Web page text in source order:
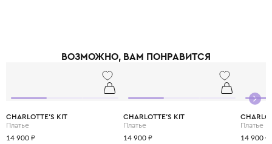
а главное - сделать его детство по-настоящему незабываемым и
ВОЗМОЖНО, ВАМ ПОНРАВИТСЯ
CHARLOTTE'S KIT
Платье
14 900 ₽
CHARLOTTE'S KIT
Платье
14 900 ₽
Платье
14 900 ₽